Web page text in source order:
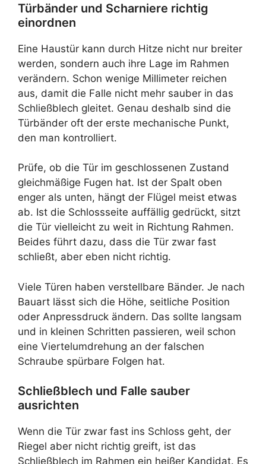
Türbänder und Scharniere richtig
einordnen
Eine Haustür kann durch Hitze nicht nur breiter
werden, sondern auch ihre Lage im Rahmen
verändern. Schon wenige Millimeter reichen
aus, damit die Falle nicht mehr sauber in das
Schließblech gleitet. Genau deshalb sind die
Türbänder oft der erste mechanische Punkt,
den man kontrolliert.
Prüfe, ob die Tür im geschlossenen Zustand
gleichmäßige Fugen hat. Ist der Spalt oben
enger als unten, hängt der Flügel meist etwas
ab. Ist die Schlossseite auffällig gedrückt, sitzt
die Tür vielleicht zu weit in Richtung Rahmen.
Beides führt dazu, dass die Tür zwar fast
schließt, aber eben nicht richtig.
Viele Türen haben verstellbare Bänder. Je nach
Bauart lässt sich die Höhe, seitliche Position
oder Anpressdruck ändern. Das sollte langsam
und in kleinen Schritten passieren, weil schon
eine Viertelumdrehung an der falschen
Schraube spürbare Folgen hat.
Schließblech und Falle sauber
ausrichten
Wenn die Tür zwar fast ins Schloss geht, der
Riegel aber nicht richtig greift, ist das
Schließblech im Rahmen ein heißer Kandidat. Es